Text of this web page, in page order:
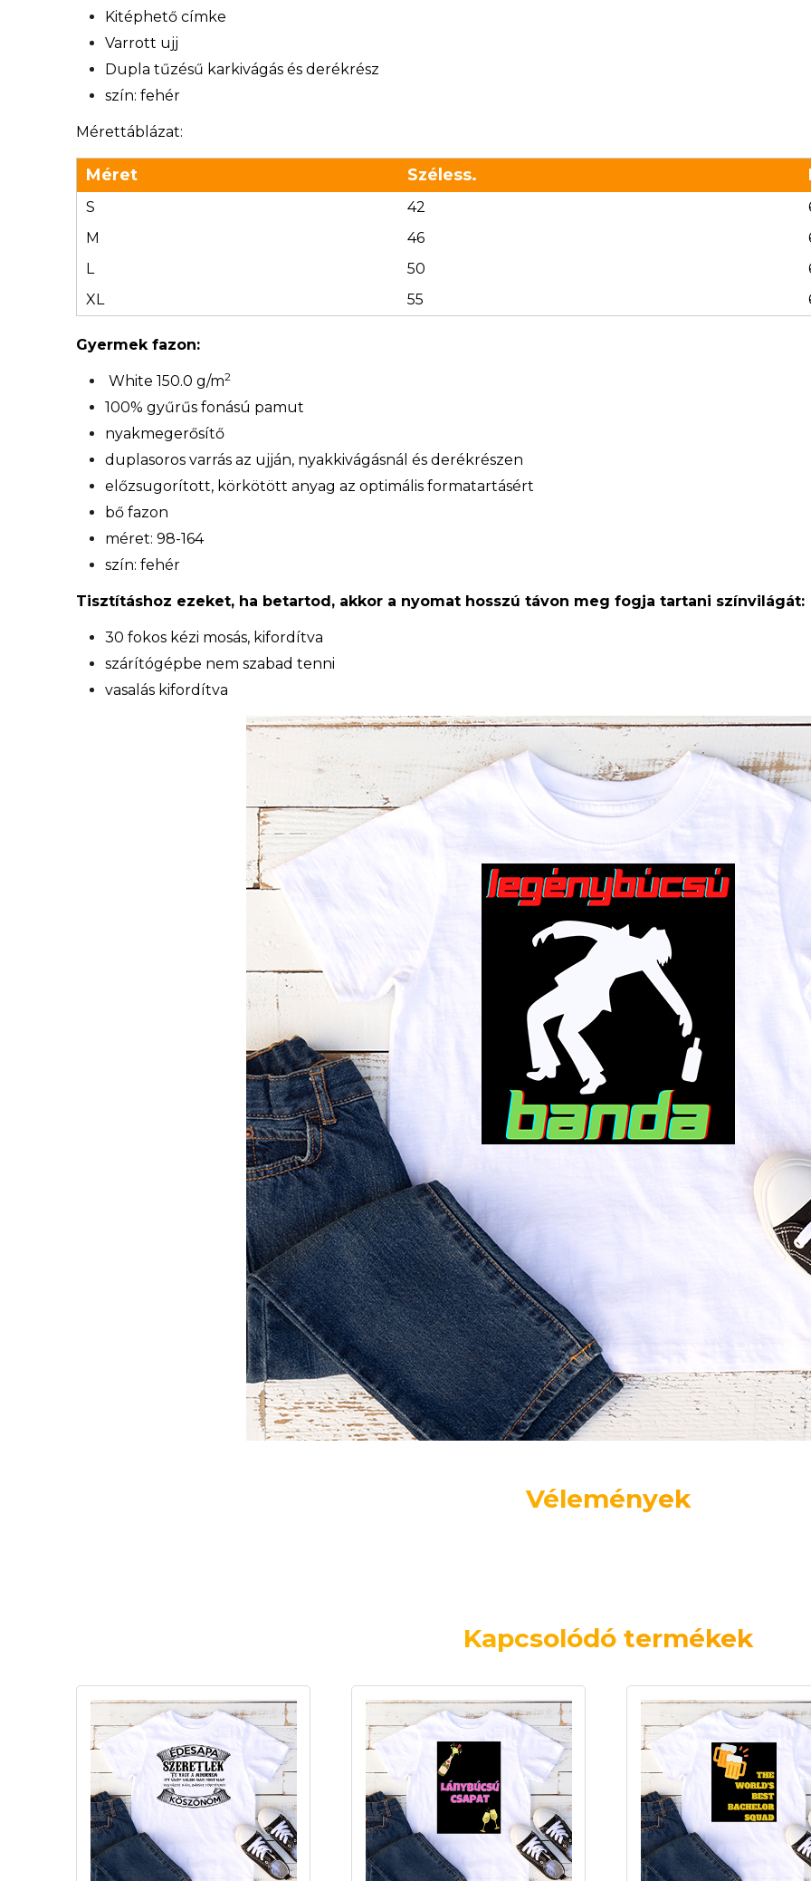
Kitéphető címke
Varrott ujj
Dupla tűzésű karkivágás és derékrész
szín: fehér
Mérettáblázat:
Méret Széless.
S 42
M
46
L
50
XL
55
Gyermek fazon:
White 150.0 g/m2
100% gyűrűs fonású pamut
nyakmegerősítő
duplasoros varrás az ujján, nyakkivágásnál és derékrészen
előzsugorított, körkötött anyag az optimális formatartásért
bő fazon
méret: 98-164
szín: fehér
Tisztításhoz ezeket, ha betartod, akkor a nyomat hosszú távon meg fogja tartani színvilágát:
30 fokos kézi mosás, kifordítva
szárítógépbe nem szabad tenni
vasalás kifordítva
Vélemények
Kapcsolódó termékek